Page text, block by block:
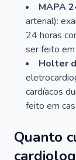
MAPA
arterial):
24 horas
ser feito em
Holter
cardíacos
feito em
Quanto